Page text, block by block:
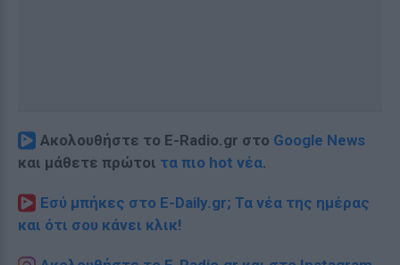
Ακολουθήστε το E-Radio.gr στο Google News
και μάθετε πρώτοι τα πιο hot νέα.
Εσύ μπήκες στο E-Daily.gr; Τα νέα της ημέρας
και ότι σου κάνει κλικ!